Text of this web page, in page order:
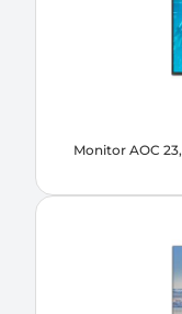
Monitor AOC